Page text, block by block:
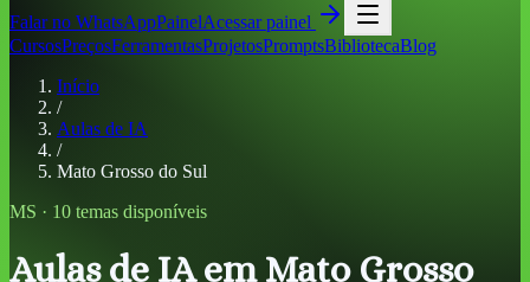
Falar no WhatsAppPainelAcessar painel
CursosPreçosFerramentasProjetosPromptsBibliotecaBlog
Início
/
Aulas de IA
/
Mato Grosso do Sul
MS · 10 temas disponíveis
Aulas de IAem Mato Grosso